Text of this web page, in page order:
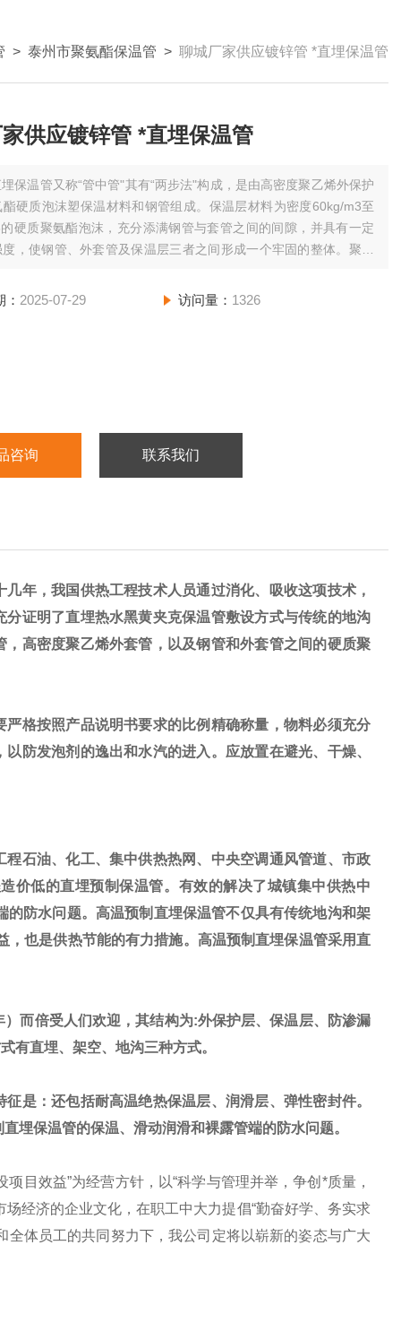
> 泰州市聚氨酯保温管 > 聊城厂家供应镀锌管 *直埋保温管
聊城厂家供应镀锌管 *直埋保温管
保温管又称“管中管"其有“两步法"构成，是由高密度聚乙烯外保护
硬质泡沫塑保温材料和钢管组成。保温层材料为密度60kg/m3至
硬质聚氨酯泡沫，充分添满钢管与套管之间的间隙，并具有一定
，使钢管、外套管及保温层三者之间形成一个牢固的整体。聚氨
改性或与其它
2025-07-29 访问量： 1326
咨询 联系我们
年，我国供热工程技术人员通过消化、吸收这项技术，
分证明了直埋热水黑黄夹克保温管敷设方式与传统的地沟
，高密度聚乙烯外套管，以及钢管和外套管之间的硬质聚
格按照产品说明书要求的比例精确称量，物料必须充分
防发泡剂的逸出和水汽的进入。应放置在避光、干燥、
石油、化工、集中供热热网、中央空调通风管道、市政
价低的直埋预制保温管。有效的解决了城镇集中供热中
防水问题。高温预制直埋保温管不仅具有传统地沟和架
也是供热节能的有力措施。高温预制直埋保温管采用直
）而倍受人们欢迎，其结构为:外保护层、保温层、防渗漏
有直埋、架空、地沟三种方式。
是：还包括耐高温绝热保温层、润滑层、弹性密封件。
埋保温管的保温、滑动润滑和裸露管端的防水问题。
项目效益”为经营方针，以“科学与管理并举，争创*质量，
经济的企业文化，在职工中大力提倡“勤奋好学、务实求
体员工的共同努力下，我公司定将以崭新的姿态与广大